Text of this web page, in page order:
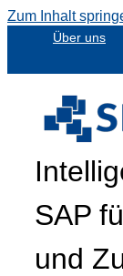
Zum Inhalt
Über uns
SAP
und